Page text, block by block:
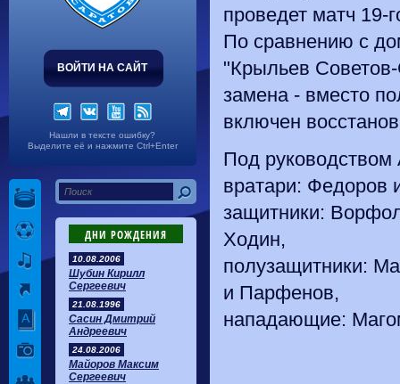
ВОЙТИ НА САЙТ
Нашли в тексте ошибку?
Выделите её и нажмите Ctrl+Enter
ДНИ РОЖДЕНИЯ
10.08.2006
Шубин Кирилл
Сергеевич
21.08.1996
Сасин Дмитрий
Андреевич
24.08.2006
Майоров Максим
Сергеевич
проведет матч 19-
По сравнению с
"Крыльев
замена - вместо
включен
Под
вратари: Федоров
защитники:
Ходин,
полузащитники:
и Парфенов,
нападающие: